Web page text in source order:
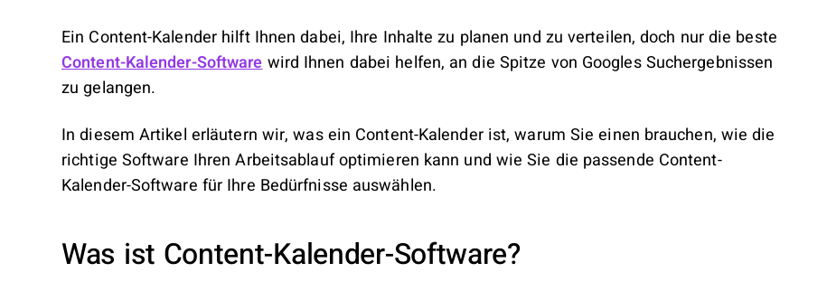
Ein Content-Kalender hilft Ihnen dabei, Ihre Inhalte zu planen und zu verteilen, doch nur die beste
Content-Kalender-Software wird Ihnen dabei helfen, an die Spitze von Googles Suchergebnissen
zu gelangen.
In diesem Artikel erläutern wir, was ein Content-Kalender ist, warum Sie einen brauchen, wie die
richtige Software Ihren Arbeitsablauf optimieren kann und wie Sie die passende Content-
Kalender-Software für Ihre Bedürfnisse auswählen.
Was ist Content-Kalender-Software?